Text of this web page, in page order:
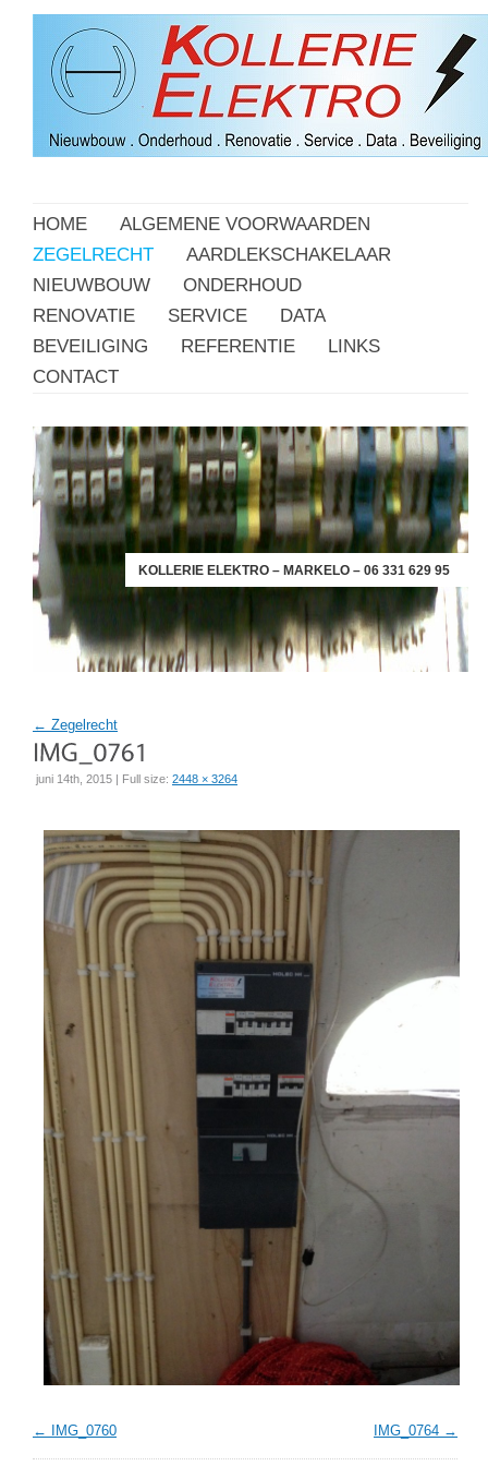
HOME
ALGEMENE VOORWAARDEN
ZEGELRECHT
AARDLEKSCHAKELAAR
NIEUWBOUW
ONDERHOUD
RENOVATIE
SERVICE
DATA
BEVEILIGING
REFERENTIE
LINKS
CONTACT
KOLLERIE ELEKTRO – MARKELO – 06 331 629 95
← Zegelrecht
juni 14th, 2015 | Full size: 2448 × 3264
IMG_0760 IMG_0764